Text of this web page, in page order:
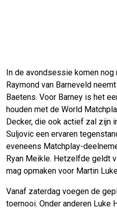
In de avondsessie komen nog
Raymond van Barneveld
Baetens. Voor Barney is het
houden met de World
Decker, die ook actief zal zijn
Suljovic een ervaren
eveneens Matchplay-
Ryan Meikle. Hetzelfde geldt
mag opmaken voor Martin
Vanaf zaterdag voegen de
toernooi. Onder anderen Luke